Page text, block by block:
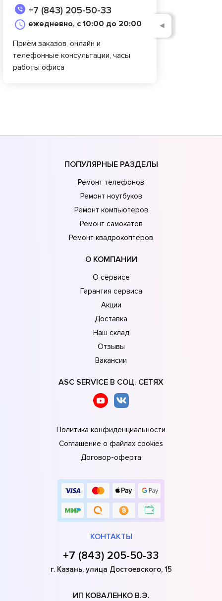
+7 (843) 205-50-33
ежедневно, с 10:00 до 20:00
Приём заказов, онлайн и
телефонные консультации, часы
работы офиса
◄
ПОПУЛЯРНЫЕ РАЗДЕЛЫ
Ремонт телефонов
Ремонт ноутбуков
Ремонт компьютеров
Ремонт самокатов
Ремонт квадрокоптеров
О КОМПАНИИ
О сервисе
Гарантия сервиса
Акции
Доставка
Наш склад
Отзывы
Вакансии
ASC SERVICE В СОЦ. СЕТЯХ
Политика конфиденциальности
Соглашение о файлах cookies
Договор-оферта
КОНТАКТЫ
+7 (843) 205-50-33
г. Казань, улица Достоевского, 15
ИП КОВАЛЕНКО В.Э.